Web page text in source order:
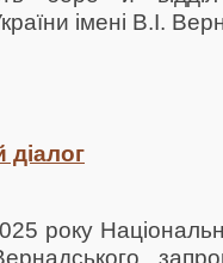
імені В.І.
діалог
року